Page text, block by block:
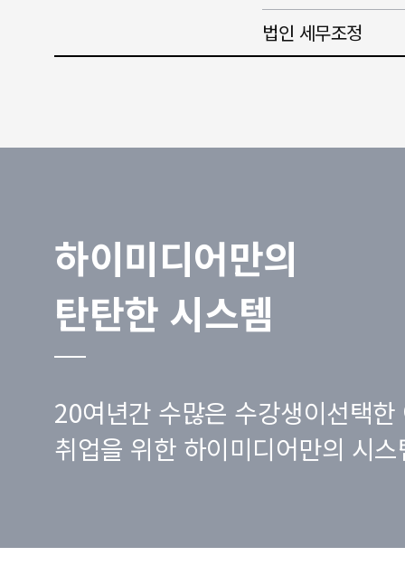
법인 세무조정
하이미디어만의
탄탄한 시스템
20여년간 수많은 수강생이선택한
취업을 위한 하이미디어만의 시